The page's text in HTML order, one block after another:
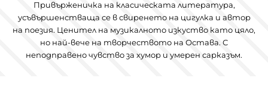
Привърженичка на класическата литература,
усъвършенстваща се в свиренето на цигулка и автор
на поезия. Ценител на музикалното изкуство като цяло,
но най-вече на творчеството на Остава. С
неподправено чувство за хумор и умерен сарказъм.